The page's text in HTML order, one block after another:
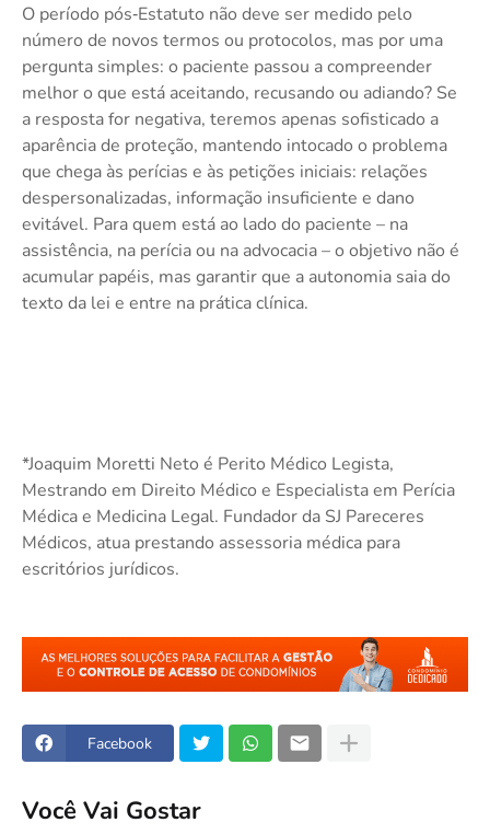
O período pós‑Estatuto não deve ser medido pelo
número de novos termos ou protocolos, mas por uma
pergunta simples: o paciente passou a compreender
melhor o que está aceitando, recusando ou adiando? Se
a resposta for negativa, teremos apenas sofisticado a
aparência de proteção, mantendo intocado o problema
que chega às perícias e às petições iniciais: relações
despersonalizadas, informação insuficiente e dano
evitável. Para quem está ao lado do paciente – na
assistência, na perícia ou na advocacia – o objetivo não é
acumular papéis, mas garantir que a autonomia saia do
texto da lei e entre na prática clínica.
*Joaquim Moretti Neto é Perito Médico Legista,
Mestrando em Direito Médico e Especialista em Perícia
Médica e Medicina Legal. Fundador da SJ Pareceres
Médicos, atua prestando assessoria médica para
escritórios jurídicos.
Facebook
Você Vai Gostar